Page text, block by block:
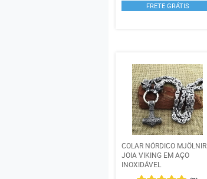
FRETE GRÁTIS
COLAR NÓRDICO MJÖLNIR
JOIA VIKING EM AÇO
INOXIDÁVEL